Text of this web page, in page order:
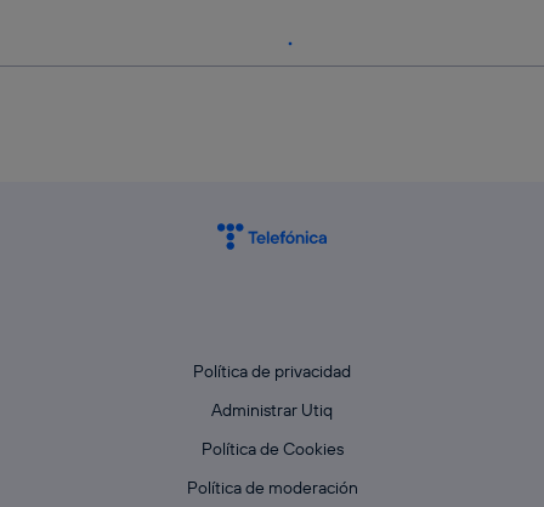
Política de privacidad
Administrar Utiq
Política de Cookies
Política de moderación